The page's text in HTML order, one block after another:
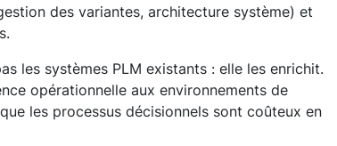
des variantes, architecture système) et
les systèmes PLM existants : elle les enrichit.
opérationnelle aux environnements de
les processus décisionnels sont coûteux en